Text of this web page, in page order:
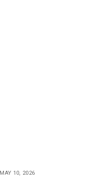
MAY 10, 2026